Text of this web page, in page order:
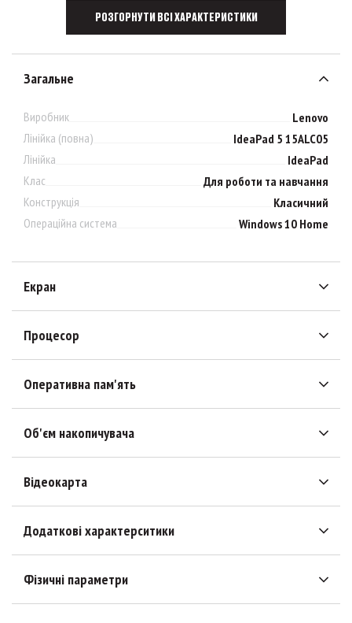
РОЗГОРНУТИ ВСІ ХАРАКТЕРИСТИКИ
Загальне
Виробник
Lenovo
Лінійка (повна)
IdeaPad 5 15ALC05
Лінійка
IdeaPad
Клас
Для роботи та навчання
Конструкція
Класичний
Операційна система
Windows 10 Home
Екран
Процесор
Оперативна пам'ять
Об'єм накопичувача
Відеокарта
Додаткові характерситики
Фізичні параметри